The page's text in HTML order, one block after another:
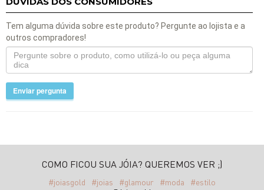
Tem alguma dúvida sobre este produto? Pergunte ao lojista e a
outros compradores!
Enviar pergunta
COMO FICOU SUA JÓIA? QUEREMOS VER ;)
#joiasgold #joias #glamour #moda #estilo